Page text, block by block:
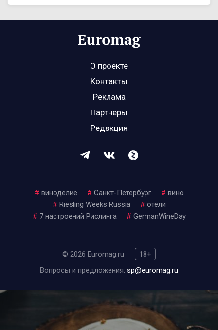
О проекте
Контакты
Реклама
Партнеры
Редакция
# виноделие # Санкт-Петербург # вино
# Riesling Weeks Russia # отели
# 7 настроений Рислинга # GermanWineDay
© 2026 Euromag.ru
18+
Вопросы и предложения: sp@euromag.ru